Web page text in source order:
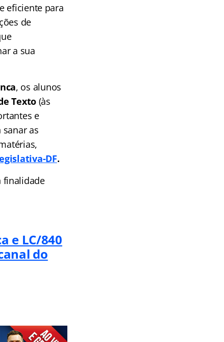
eficiente para
de
a sua
, os alunos
Texto (às
e
as
DF.
finalidade
e LC/840
do